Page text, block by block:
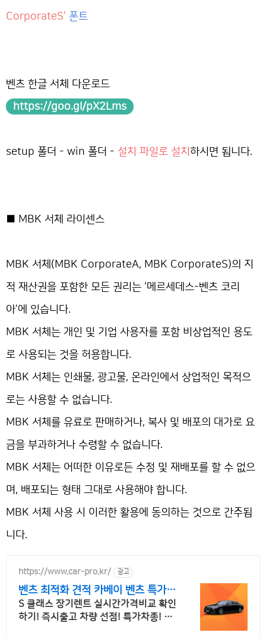
CorporateS’ 폰트
벤츠 한글 서체 다운로드
https://goo.gl/pX2Lms
setup 폴더 - win 폴더 - 설치 파일로 설치 하시면 됩니다.
■ MBK 서체 라이센스
MBK 서체(MBK CorporateA, MBK CorporateS)의 지
적 재산권을 포함한 모든 권리는 ‘메르세데스-벤츠 코리
아’에 있습니다.
MBK 서체는 개인 및 기업 사용자를 포함 비상업적인 용도
로 사용되는 것을 허용합니다.
MBK 서체는 인쇄물, 광고물, 온라인에서 상업적인 목적으
로는 사용할 수 없습니다.
MBK 서체를 유료로 판매하거나, 복사 및 배포의 대가로 요
금을 부과하거나 수령할 수 없습니다.
MBK 서체는 어떠한 이유로든 수정 및 재배포를 할 수 없으
며, 배포되는 형태 그대로 사용해야 합니다.
MBK 서체 사용 시 이러한 활용에 동의하는 것으로 간주됩
니다.
https://www.car-pro.kr/ 광고
벤츠 최적화 견적 카베이 벤츠 특가차
량 무료견적
S 클래스 장기렌트 실시간가격비교 확인
하기! 즉시출고 차량 선점! 특가차종! 수